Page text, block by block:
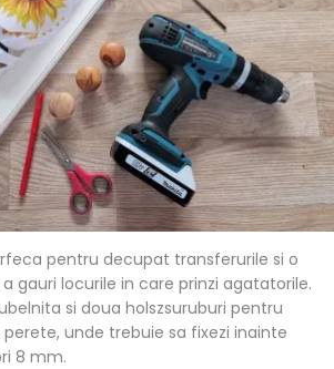
pentru decupat transferurile si o
gauri locurile in care prinzi agatatorile.
si doua holszsuruburi pentru
unde trebuie sa fixezi inainte
8 mm.